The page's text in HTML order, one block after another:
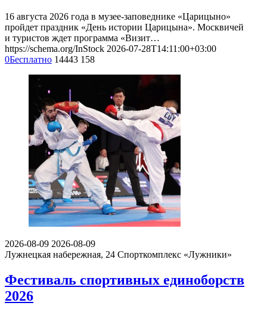
16 августа 2026 года в музее-заповеднике «Царицыно»
пройдет праздник «День истории Царицына». Москвичей
и туристов ждет программа «Визит…
https://schema.org/InStock 2026-07-28T14:11:00+03:00
0Бесплатно 14443 158
2026-08-09 2026-08-09
Лужнецкая набережная, 24 Спорткомплекс «Лужники»
Фестиваль спортивных единоборств
2026